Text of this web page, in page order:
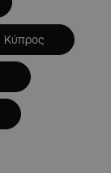
Κύπρος